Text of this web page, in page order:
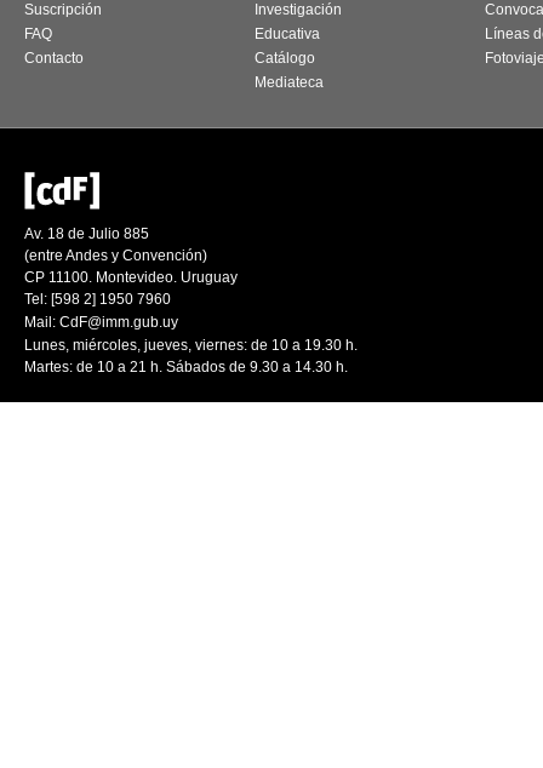
Suscripción
FAQ
Contacto
Investigación
Educativa
Catálogo
Mediateca
Líneas
Av. 18 de Julio 885
(entre Andes y Convención)
CP 11100. Montevideo. Uruguay
Tel: [598 2] 1950 7960
Mail: CdF@imm.gub.uy
Lunes, miércoles, jueves, viernes: de 10 a 19.30 h.
Martes: de 10 a 21 h. Sábados de 9.30 a 14.30 h.